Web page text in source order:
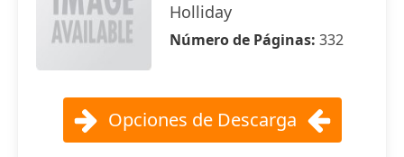
Holliday
Número de Páginas: 332
Opciones de Descarga